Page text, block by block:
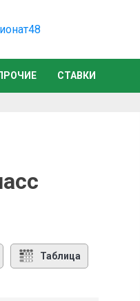
СТАВКИ
Таблица